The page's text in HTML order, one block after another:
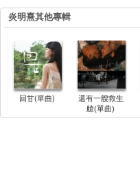
炎明熹其他專輯
回甘(單曲)
還有一艘救生
艙(單曲)